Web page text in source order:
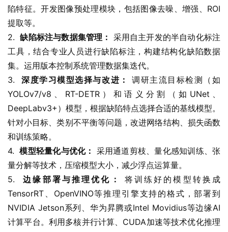
陷特征。开发图像预处理模块，包括图像去噪、增强、ROI
提取等。
2. 缺陷标注与数据集管理： 采用自主开发的半自动化标注
工具，结合专业人员进行缺陷标注，构建结构化缺陷数据
集。运用版本控制系统管理数据集迭代。
3. 深度学习模型选择与改进：
调研主流目标检测（如
YOLOv7/v8、RT-DETR）和语义分割（如UNet、
DeepLabv3+）模型，根据缺陷特点选择合适的基线模型。
针对小目标、类别不平衡等问题，改进网络结构、损失函数
和训练策略。
4. 模型轻量化与优化： 采用通道剪枝、量化感知训练、张
量分解等技术，压缩模型大小，减少浮点运算量。
5. 边缘部署与推理优化：
将训练好的模型转换成
TensorRT、OpenVINO等推理引擎支持的格式，部署到
NVIDIA Jetson系列、华为昇腾或Intel Movidius等边缘AI
计算平台。利用多核并行计算、CUDA加速等技术优化推理